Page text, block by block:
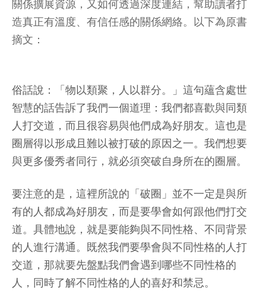
關係擴展資源，又如何透過深度連結，幫助讀者打
造真正有溫度、有信任感的關係網絡。以下為原書
摘文：
俗話說：「物以類聚，人以群分。」這句蘊含處世
智慧的話告訴了我們一個道理：我們都喜歡與同類
人打交道，而且很容易與他們成為好朋友。這也是
圈層得以形成且難以被打破的原因之一。我們想要
與更多優秀者同行，就必須突破自身所在的圈層。
要注意的是，這裡所說的「破圈」並不一定是與所
有的人都成為好朋友，而是要學會如何跟他們打交
道。具體地說，就是要能夠與不同性格、不同背景
的人進行溝通。既然我們要學會與不同性格的人打
交道，那就要先盤點我們會遇到哪些不同性格的
人，同時了解不同性格的人的喜好和禁忌。